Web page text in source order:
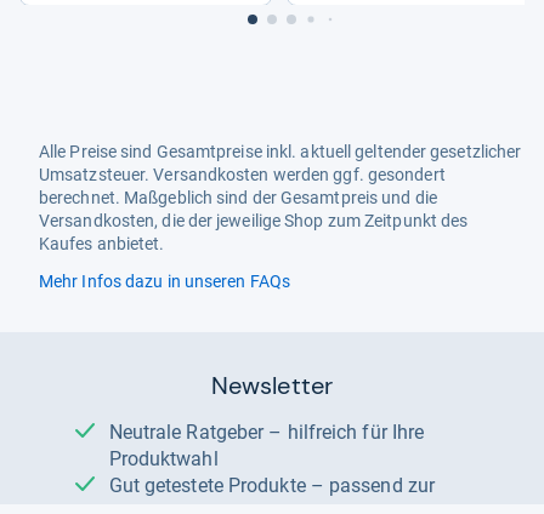
Alle Preise sind Gesamtpreise inkl. aktuell geltender gesetzlicher
Umsatzsteuer. Versandkosten werden ggf. gesondert
berechnet. Maßgeblich sind der Gesamtpreis und die
Versandkosten, die der jeweilige Shop zum Zeitpunkt des
Kaufes anbietet.
Mehr Infos dazu in unseren FAQs
Newsletter
Neutrale Ratgeber – hilfreich für Ihre
Produktwahl
Gut getestete Produkte – passend zur